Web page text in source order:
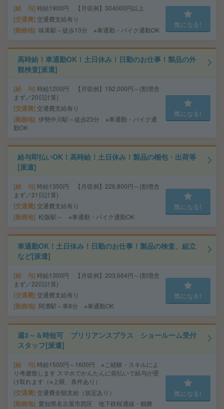
給 与 時給1900円 【月収例】304000円以上
交通費 交通費支給有り
勤務地 味美駅～徒歩13分 ※車通勤・バイク通勤OK
気になる!
高時給！車通勤OK！土日休み！日勤のお仕事！製品の外
観検査[派遣]
給 与 時給1200円 【月収例】192,000円～(割増含
まず／20日計算)
交通費 交通費支給有り
勤務地 伊勢中川駅～徒歩23分 ※車通勤・バイク通
勤OK
気になる!
給与即払いOK！高時給！土日休み！製品の梱包・出荷等
[派遣]
給 与 時給1350円 【月収例】226,800円～(割増含
まず／21日計算)
交通費 交通費支給有り
勤務地 松阪駅～ ※車通勤・バイク通勤OK
気になる!
車通勤OK！土日休み！日勤のお仕事！製品の検査、組立
など[派遣]
給 与 時給1300円 【月収例】203,664円～(割増含
まず／22日計算)
交通費 交通費支給有り
勤務地 阿漕駅～車8分 ※車通勤OK
気になる!
週3～＆時短可 ブリリアンスプラス ショールーム受付
スタッフ[派遣]
給 与 時給1500円～1600円 ※ご経験・スキルによ
り考慮致します スマホでかんたんに前払いで給与が受
け取れます（※上限、条件あり）
交通費 交通費全額支給（規定あり）
勤務地 愛知県名古屋市西区 地下鉄桜通線・鶴舞
気になる!